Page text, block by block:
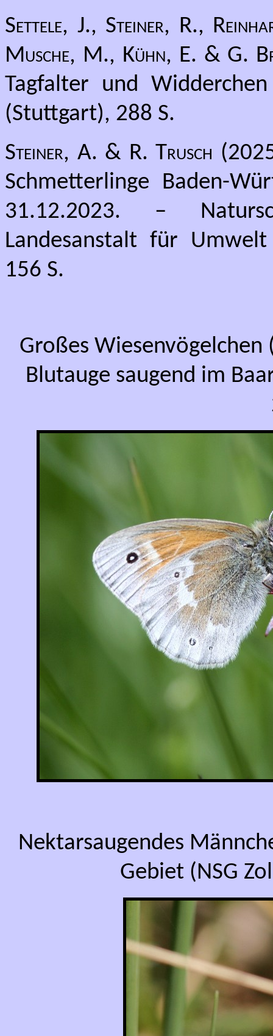
Settele, J., Steiner, R.,
Musche, M., Kühn, E. & G.
Tagfalter und
(Stuttgart), 288 S.
Steiner, A. & R. Trusch
Schmetterlinge Baden-
31.12.2023. –
Landesanstalt für
156 S.
Großes Wiesenvögelchen
Blutauge saugend im
Nektarsaugendes
Gebiet (NSG